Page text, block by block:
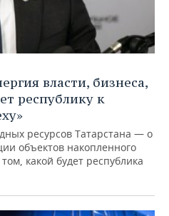
власти, бизнеса,
республику к
ресурсов Татарстана — о
объектов накопленного
какой будет республика